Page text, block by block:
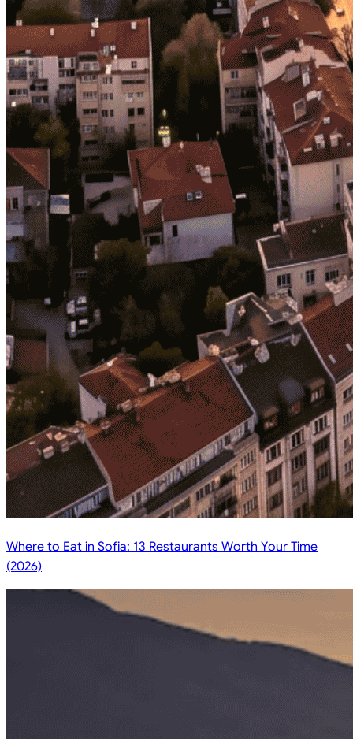
Where to Eat in Sofia: 13 Restaurants Worth Your Time
(2026)